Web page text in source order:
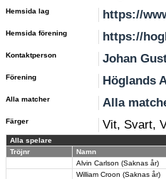
Hemsida lag https://
Hemsida förening https://
Kontaktperson Johan
Förening Höglands
Alla matcher Alla
Färger Vit, Svart,
Alla spelare
Tröjnr
Namn
Alvin Carlson (Saknas år)
William Croon (Saknas år)